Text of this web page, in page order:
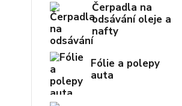
Čerpadla na
odsávání oleje a
nafty
Fólie a polepy
auta